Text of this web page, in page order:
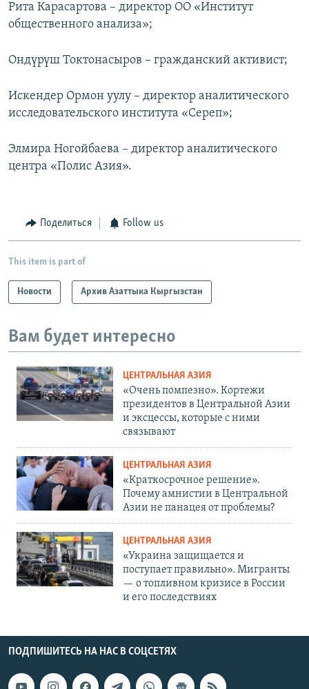
Рита Карасартова – директор ОО «Институт
общественного анализа»;
Ондүрүш Токтонасыров – гражданский активист;
Искендер Ормон уулу – директор аналитического
исследовательского института «Сереп»;
Элмира Ногойбаева – директор аналитического
центра «Полис Азия».
Поделиться Follow us
This item is part of
Новости Архив Азаттыка Кыргызстан
Вам будет интересно
ЦЕНТРАЛЬНАЯ АЗИЯ
«Очень помпезно». Кортежи
президентов в Центральной Азии
и эксцессы, которые с ними
связывают
ЦЕНТРАЛЬНАЯ АЗИЯ
«Краткосрочное решение».
Почему амнистии в Центральной
Азии не панацея от проблемы?
ЦЕНТРАЛЬНАЯ АЗИЯ
«Украина защищается и
поступает правильно». Мигранты
— о топливном кризисе в России
и его последствиях
ПОДПИШИТЕСЬ НА НАС В СОЦСЕТЯХ